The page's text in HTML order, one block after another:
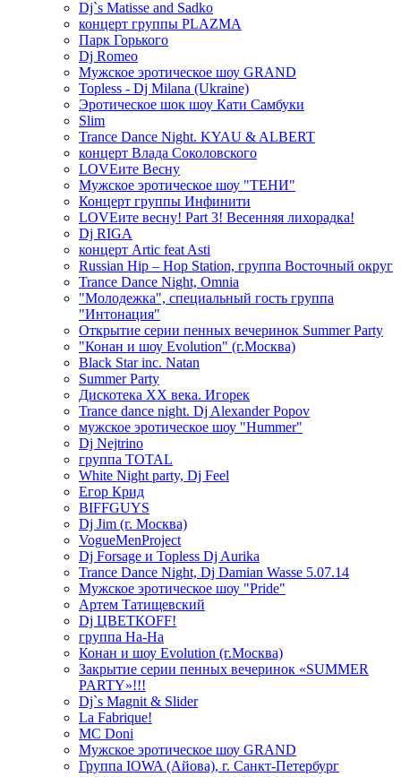
Dj`s Matisse and Sadko
концерт группы PLAZMA
Парк Горького
Dj Romeo
Мужское эротическое шоу GRAND
Topless - Dj Milana (Ukraine)
Эротическое шок шоу Кати Самбуки
Slim
Trance Dance Night. KYAU & ALBERT
концерт Влада Соколовского
LOVEите Весну
Мужское эротическое шоу "ТЕНИ"
Концерт группы Инфинити
LOVEите весну! Part 3! Весенняя лихорадка!
Dj RIGA
концерт Artic feat Asti
Russian Hip – Hop Station, группа Восточный округ
Trance Dance Night, Omnia
"Молодежка", специальный гость группа
"Интонация"
Открытие серии пенных вечеринок Summer Party
"Конан и шоу Evolution" (г.Москва)
Black Star inc. Natan
Summer Party
Дискотека ХХ века. Игорек
Trance dance night. Dj Alexander Popov
мужское эротическое шоу "Hummer"
Dj Nejtrino
группа TOTAL
White Night party, Dj Feel
Егор Крид
BIFFGUYS
Dj Jim (г. Москва)
VogueMenProject
Dj Forsage и Topless Dj Aurika
Trance Dance Night, Dj Damian Wasse 5.07.14
Мужское эротическое шоу "Pride"
Артем Татищевский
Dj ЦВЕТКOFF!
группа На-На
Конан и шоу Evolution (г.Москва)
Закрытие серии пенных вечеринок «SUMMER
PARTY»!!!
Dj`s Magnit & Slider
La Fabrique!
MC Doni
Мужское эротическое шоу GRAND
Группа IOWA (Айова), г. Санкт-Петербург